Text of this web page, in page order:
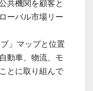
共機関を顧客と
ーバル市場リー
」マップと位置
動車、物流、モ
とに取り組んで